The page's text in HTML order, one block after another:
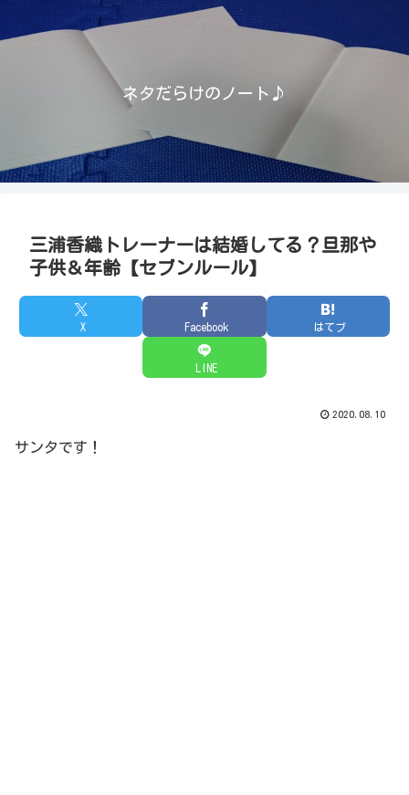
ネタだらけのノート♪
三浦香織トレーナーは結婚してる？旦那や
子供＆年齢【セブンルール】
X Facebook はてブ
LINE
2020.08.10
サンタです！